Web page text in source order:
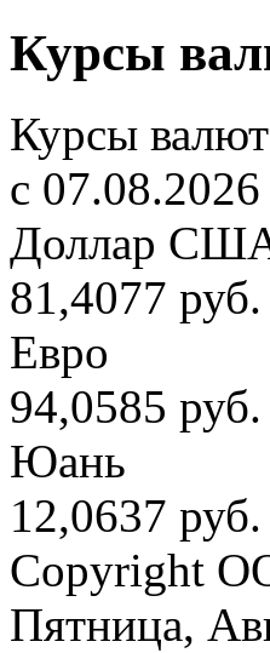
Курсы
Курсы валют
c 07.08.2026
Доллар
81,4077 руб.
Евро
94,0585 руб.
Юань
12,0637 руб.
Copyright
Пятница,